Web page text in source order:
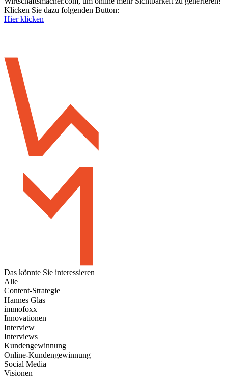
Klicken Sie dazu folgenden Button:
Hier klicken
Das könnte Sie interessieren
Alle
Content-Strategie
Hannes Glas
immofoxx
Innovationen
Interview
Interviews
Kundengewinnung
Online-Kundengewinnung
Social Media
Visionen